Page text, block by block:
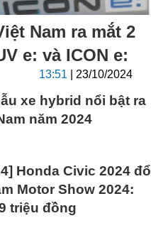
Nam ra mắt 2
e: và ICON e:
13:51 | 23/10/2024
xe hybrid nổi bật ra
năm 2024
Honda Civic 2024 đổ
Motor Show 2024:
triệu đồng